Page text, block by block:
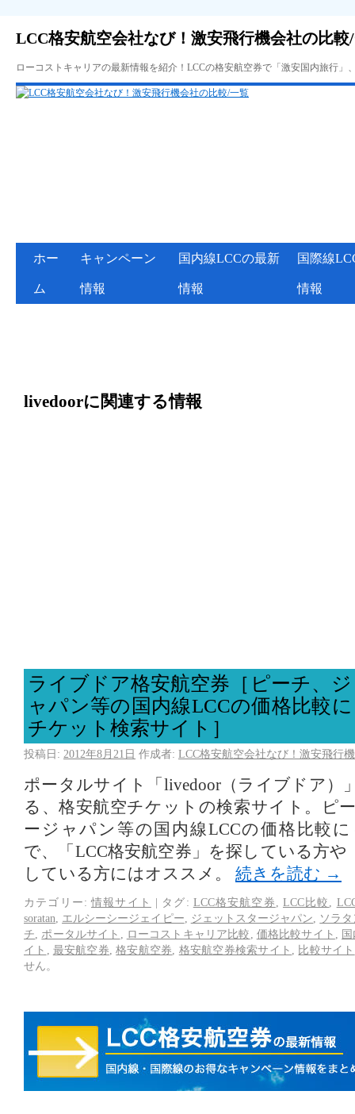
LCC格安航空会社なび！激安飛行機会社の比較
ローコストキャリアの最新情報を紹介！LCCの格安航空券で「激安国内旅行
ホー
ム
キャンペーン
情報
国内線LCCの最新
情報
国際線
情報
livedoorに関連する情報
ライブドア格安航空券［ピーチ、
ャパン等の国内線LCCの価格比較
チケット検索サイト］
投稿日: 2012年8月21日 作成者: LCC格安航空会社なび！激安飛行
ポータルサイト「livedoor（ライブドア）
る、格安航空チケットの検索サイト。ピ
ージャパン等の国内線LCCの価格比較
で、「LCC格安航空券」を探している方や
している方にはオススメ。 続きを読む →
カテゴリー: 情報サイト | タグ: LCC格安航空券 LCC比較
soratan
エルシーシージェイピー ジェットスタージャパン
ソラ
チ
ポータルサイト ローコストキャリア比較 価格比較サイト
イト
最安航空券 ,格安航空券 格安航空券検索サイト
比較サイト
せん。